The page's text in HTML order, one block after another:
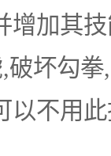
增加其
坏勾
以不用